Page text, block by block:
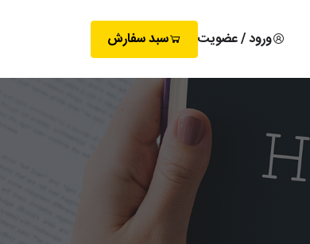
ورود / عضویت سبد سفارش